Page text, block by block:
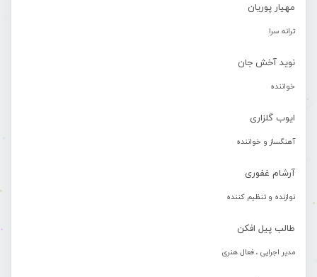
مهیار پوریان
ترانه سرا
نوید آخش جان
خواننده
ایوب گلزاری
آهنگساز و خواننده
آرشام غفوری
نوازنده و تنظیم کننده
طالب پیل افکن
مدیر اجرایی ، فعال هنری